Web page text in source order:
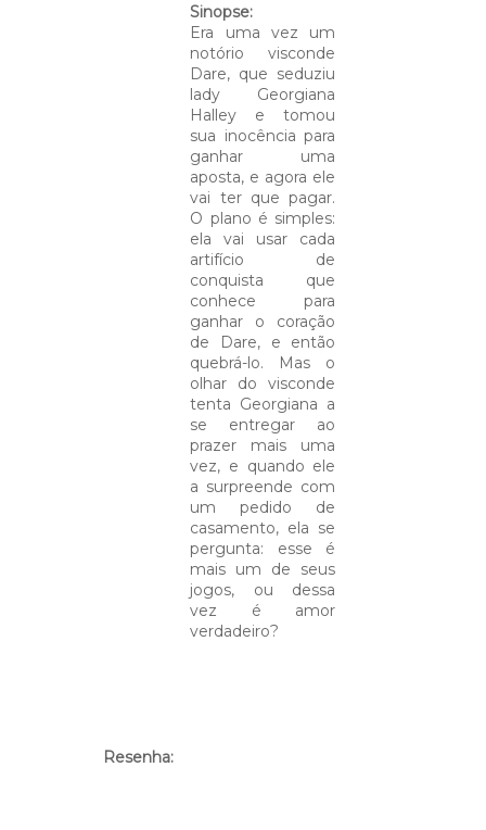
Sinopse:
Era uma vez um
notório visconde
Dare, que seduziu
lady Georgiana
Halley e tomou
sua inocência para
ganhar uma
aposta, e agora ele
vai ter que pagar.
O plano é simples:
ela vai usar cada
artifício de
conquista que
conhece para
ganhar o coração
de Dare, e então
quebrá-lo. Mas o
olhar do visconde
tenta Georgiana a
se entregar ao
prazer mais uma
vez, e quando ele
a surpreende com
um pedido de
casamento, ela se
pergunta: esse é
mais um de seus
jogos, ou dessa
vez é amor
verdadeiro?
Resenha: